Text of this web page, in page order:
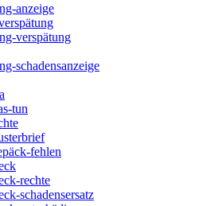
anzeige
verspätung
schadensanzeige
tun
fehlen
rechte
schadensersatz